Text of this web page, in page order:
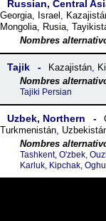
Russian, Central
Georgia, Israel ,
Mongolia, Rusia,
Tajik Kazajistán,
Tajiki Persian
Uzbek, Northern
Turkmenistán,
Tashkent, O'zbek,
Karluk, Kipchak,